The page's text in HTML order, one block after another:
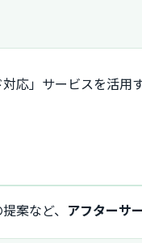
応」サービスを活用す
案など、 アフターサ